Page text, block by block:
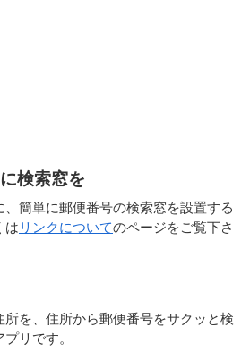
検索窓を
簡単に郵便番号の検索窓を設置する
は リンクについてのページをご覧下さ
所を、住所から郵便番号をサクッと検
リです。